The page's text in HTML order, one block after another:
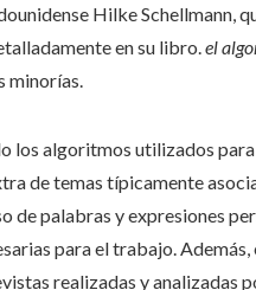
Hilke Schellmann,
en su libro.el
minorías.
los algoritmos utilizados
de temas típicamente
de palabras y expresiones
para el trabajo.
realizadas y